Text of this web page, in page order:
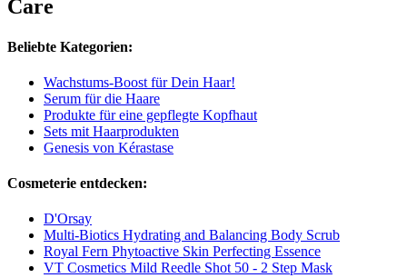
Care
Beliebte Kategorien:
Wachstums-Boost für Dein Haar!
Serum für die Haare
Produkte für eine gepflegte Kopfhaut
Sets mit Haarprodukten
Genesis von Kérastase
Cosmeterie entdecken:
D'Orsay
Multi-Biotics Hydrating and Balancing Body Scrub
Royal Fern Phytoactive Skin Perfecting Essence
VT Cosmetics Mild Reedle Shot 50 - 2 Step Mask